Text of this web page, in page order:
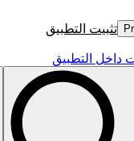
تثبيت التطبيق
داخل التطبيق